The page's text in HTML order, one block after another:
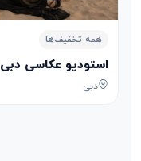
همه تخفیف‌ها
استودیو عکاسی دبی‌ Dubai Studio Par
دبی